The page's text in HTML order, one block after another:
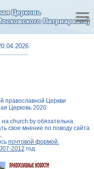
Церковь
Патриархата)
православной Церкви
Церковь 2020
на church.byобязательна.
свое мнение по поводу сайта
почтовой формой.
2012 год.